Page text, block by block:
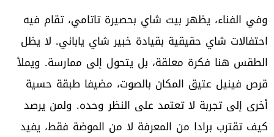
وفي الفناء، يظهر بيت شاي بحصيرة تاتامي، تقام فيه
احتفالات شاي حقيقية بقيادة خبير شاي ياباني. لا يظل
الطقس هنا فكرة معلقة، بل يتحول إلى ممارسة. ويملأ
قرص فينيل عتيق المكان بالصوت، مضيفا طبقة حسية
أخرى إلى تجربة لا تعتمد على النظر وحده. ولمن يرصد
كيف تقترب برادا من المعرفة لا من الموضة فقط، يفيد